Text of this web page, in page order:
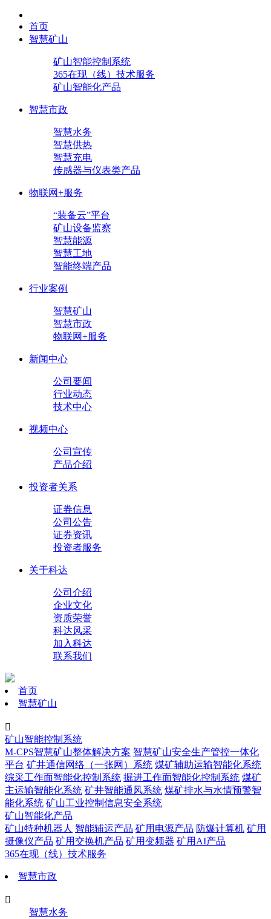
首页
智慧矿山
矿山智能控制系统
365在现（线）技术服务
矿山智能化产品
智慧市政
智慧水务
智慧供热
智慧充电
传感器与仪表类产品
物联网+服务
“装备云”平台
矿山设备监察
智慧能源
智慧工地
智能终端产品
行业案例
智慧矿山
智慧市政
物联网+服务
新闻中心
公司要闻
行业动态
技术中心
视频中心
公司宣传
产品介绍
投资者关系
证券信息
公司公告
证券资讯
投资者服务
关于科达
公司介绍
企业文化
资质荣誉
科达风采
加入科达
联系我们
首页
智慧矿山

矿山智能控制系统
M-CPS智慧矿山整体解决方案 智慧矿山安全生产管控一体化
平台 矿井通信网络（一张网）系统 煤矿辅助运输智能化系统
综采工作面智能化控制系统 掘进工作面智能化控制系统 煤矿
主运输智能化系统 矿井智能通风系统 煤矿排水与水情预警智
能化系统 矿山工业控制信息安全系统
矿山智能化产品
矿山特种机器人 智能辅运产品 矿用电源产品 防爆计算机 矿用
摄像仪产品 矿用交换机产品 矿用变频器 矿用AI产品
365在现（线）技术服务
智慧市政

智慧水务